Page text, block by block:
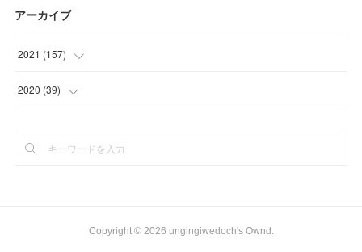
アーカイブ
2021 (157)
(9
(
2020 (39)
(
Copyright © 2026 ungingiwedoch's Ownd .